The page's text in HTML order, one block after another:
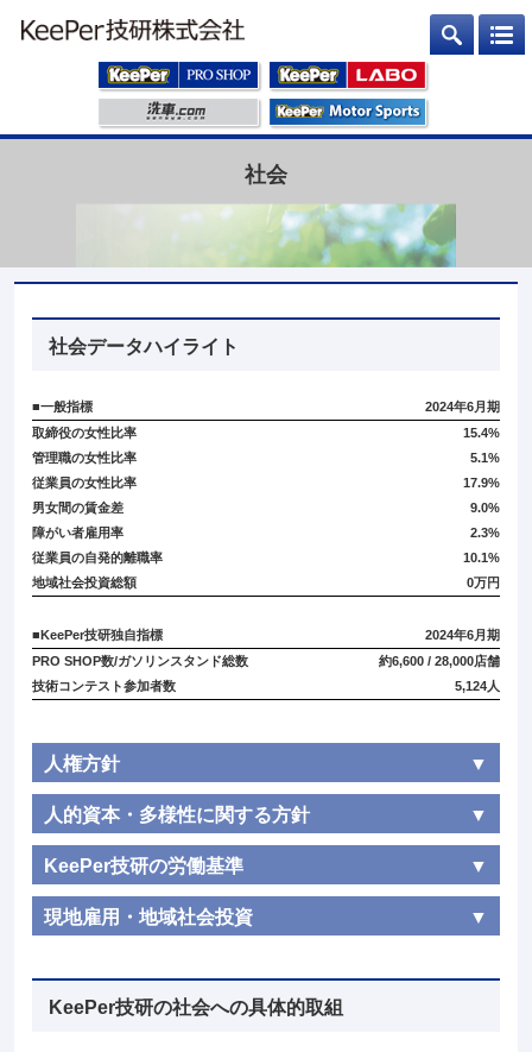
社会
社会データハイライト
■一般指標
2024年6月期
取締役の女性比率
15.4%
管理職の女性比率
5.1%
従業員の女性比率
17.9%
男女間の賃金差
9.0%
障がい者雇用率
2.3%
従業員の自発的離職率
10.1%
地域社会投資総額
0万円
■KeePer技研独自指標
2024年6月期
PRO SHOP数/ガソリンスタンド総数
約6,600 / 28,000店舗
技術コンテスト参加者数
5,124人
人権方針
人的資本・多様性に関する方針
KeePer技研の労働基準
現地雇用・地域社会投資
KeePer技研の社会への具体的取組